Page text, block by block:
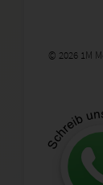
© 2026 1M